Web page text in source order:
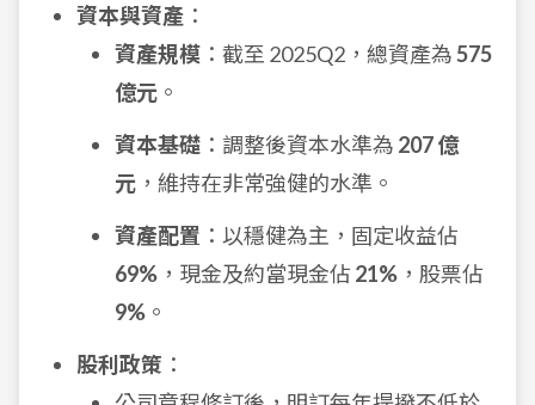
資本與資產 ：
資產規模 ：截至 2025Q2，總資產為575
億元 。
資本基礎 ：調整後資本水準為 207 億
元 ，維持在非常強健的水準。
資產配置 ：以穩健為主，固定收益佔
69% ，現金及約當現金佔 21% ，股票佔
9% 。
股利政策 ：